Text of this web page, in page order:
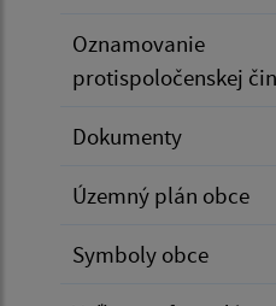
Oznamovanie
protispoločenskej
Dokumenty
Územný plán obce
Symboly obce